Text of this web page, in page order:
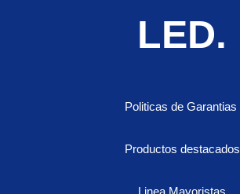
LED.
Politicas de Garantias
Productos destacados